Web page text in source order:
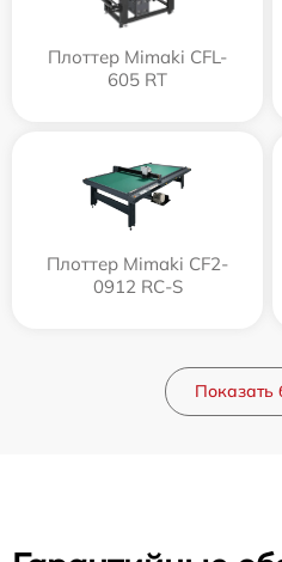
Плоттер Mimaki CFL-
605 RT
Плоттер Mimaki CF2-
0912 RC-S
Показать